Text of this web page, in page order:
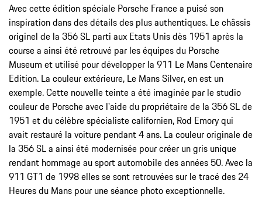
Avec cette édition spéciale Porsche France a puisé son
inspiration dans des détails des plus authentiques. Le châssis
originel de la 356 SL parti aux Etats Unis dès 1951 après la
course a ainsi été retrouvé par les équipes du Porsche
Museum et utilisé pour développer la 911 Le Mans Centenaire
Edition. La couleur extérieure, Le Mans Silver, en est un
exemple. Cette nouvelle teinte a été imaginée par le studio
couleur de Porsche avec l'aide du propriétaire de la 356 SL de
1951 et du célèbre spécialiste californien, Rod Emory qui
avait restauré la voiture pendant 4 ans. La couleur originale de
la 356 SL a ainsi été modernisée pour créer un gris unique
rendant hommage au sport automobile des années 50. Avec la
911 GT1 de 1998 elles se sont retrouvées sur le tracé des 24
Heures du Mans pour une séance photo exceptionnelle.